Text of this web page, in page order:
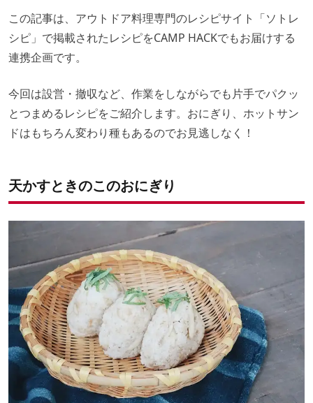
シェフのひとこと
この記事は、アウトドア料理専門のレシピサイト「ソトレ
シピ」で掲載されたレシピをCAMP HACKでもお届けする
連携企画です。
今回は設営・撤収など、作業をしながらでも片手でパクッ
とつまめるレシピをご紹介します。おにぎり、ホットサン
ドはもちろん変わり種もあるのでお見逃しなく！
天かすときのこのおにぎり